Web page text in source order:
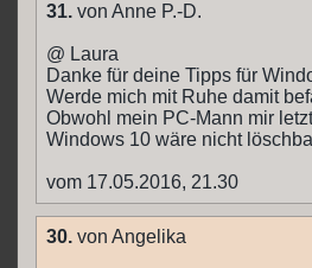
31. von Anne P.-D.
@ Laura
Danke für deine Tipps für
Werde mich mit Ruhe damit
Obwohl mein PC-Mann mir
Windows 10 wäre nicht
vom 17.05.2016, 21.30
30. von Angelika